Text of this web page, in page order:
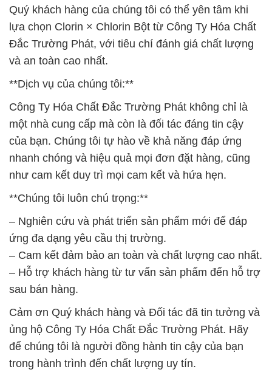
Quý khách hàng của chúng tôi có thể yên tâm khi
lựa chọn Clorin × Chlorin Bột từ Công Ty Hóa Chất
Đắc Trường Phát, với tiêu chí đánh giá chất lượng
và an toàn cao nhất.
**Dịch vụ của chúng tôi:**
Công Ty Hóa Chất Đắc Trường Phát không chỉ là
một nhà cung cấp mà còn là đối tác đáng tin cậy
của bạn. Chúng tôi tự hào về khả năng đáp ứng
nhanh chóng và hiệu quả mọi đơn đặt hàng, cũng
như cam kết duy trì mọi cam kết và hứa hẹn.
**Chúng tôi luôn chú trọng:**
– Nghiên cứu và phát triển sản phẩm mới để đáp
ứng đa dạng yêu cầu thị trường.
– Cam kết đảm bảo an toàn và chất lượng cao nhất.
– Hỗ trợ khách hàng từ tư vấn sản phẩm đến hỗ trợ
sau bán hàng.
Cảm ơn Quý khách hàng và Đối tác đã tin tưởng và
ủng hộ Công Ty Hóa Chất Đắc Trường Phát. Hãy
để chúng tôi là người đồng hành tin cậy của bạn
trong hành trình đến chất lượng uy tín.